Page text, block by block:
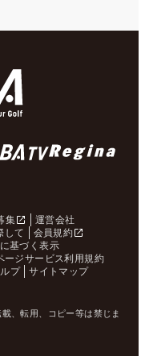
集
運営会社
して
会員規約
基づく表示
ージサービス利用規約
プ サイトマップ
、転用、コピー等は禁じま